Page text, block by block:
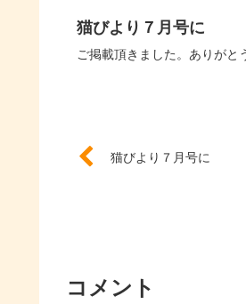
猫びより７月号に
ご掲載頂きました。ありがと
猫びより７月号に
コメント